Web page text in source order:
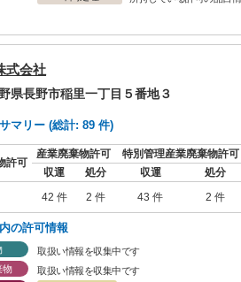
式会社
県長野市稲里一丁目５番地３
マリー (総計: 89 件)
許可
産業廃棄物許可 特別管理産業廃棄物許可
収運
処分 収運 処分
42 件 2 件 43 件 2 件
の許可情報
取扱い情報を収集中です
物
取扱い情報を収集中です